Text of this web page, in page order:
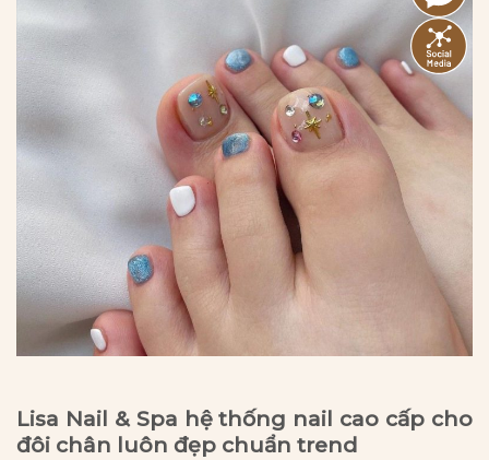
Lisa Nail & Spa hệ thống nail cao cấp cho
đôi chân luôn đẹp chuẩn trend